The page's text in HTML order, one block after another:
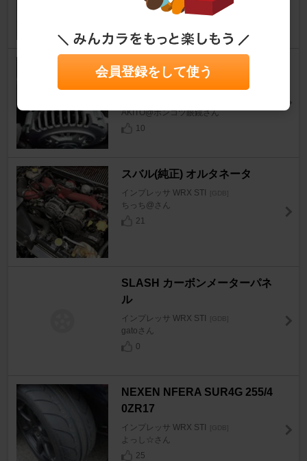
スバル(純正) BHレガシィ純正
オルタネータ
AKITO@ポンコツ眼鏡さん
10
スバル(純正) オルタネータ
インプレッサ WRX STI [GDB]
ちっち@さん
21
SLASH カーボンメーターパネ
ル
インプレッサ WRX STI [GDB]
gatoさん
0
NEXEN NFERA SUR4G 255/4
0ZR17
インプレッサ WRX STI [GDB]
よっし☆さん
25
会員登録をして使う